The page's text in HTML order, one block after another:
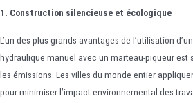
1. Construction silencieuse et écologique
L’un des plus grands avantages de l’utilisation
hydraulique manuel avec un marteau-piqueur est
les émissions. Les villes du monde entier
pour minimiser l’impact environnemental des